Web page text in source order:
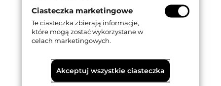
Ciasteczka marketingowe
Te ciasteczka zbierają informacje,
które mogą zostać wykorzystane w
celach marketingowych.
Akceptuj wszystkie ciasteczka